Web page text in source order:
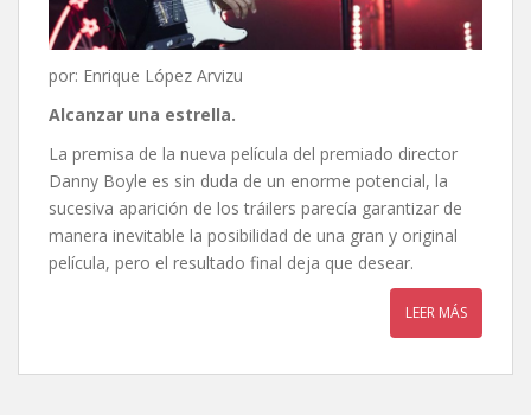
por: Enrique López Arvizu
Alcanzar una estrella.
La premisa de la nueva película del premiado director
Danny Boyle es sin duda de un enorme potencial, la
sucesiva aparición de los tráilers parecía garantizar de
manera inevitable la posibilidad de una gran y original
película, pero el resultado final deja que desear.
LEER MÁS